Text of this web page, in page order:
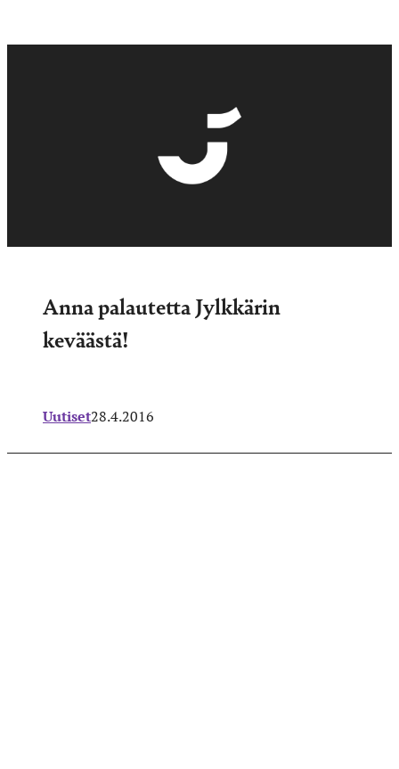
Anna palautetta Jylkkärin
keväästä!
Uutiset28.4.2016